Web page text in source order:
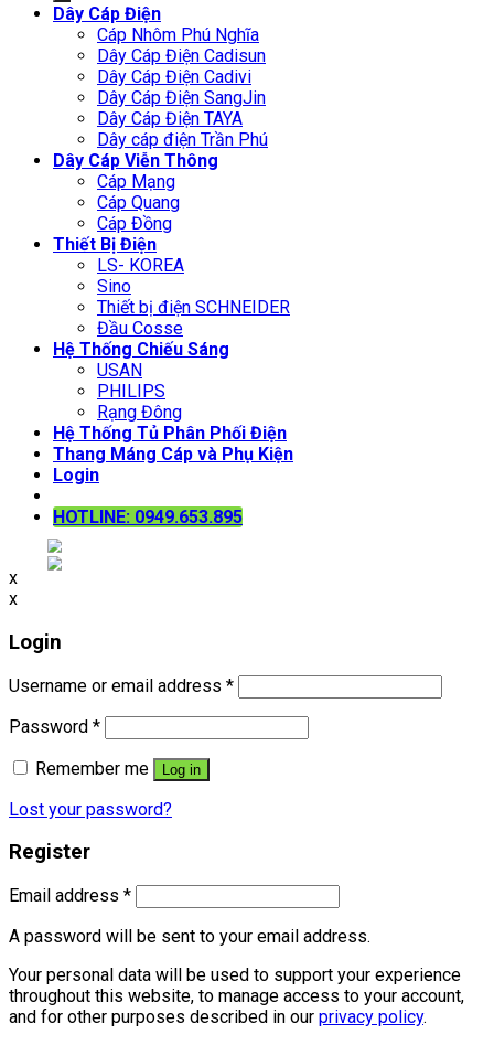
Dây Cáp Điện
Cáp Nhôm Phú Nghĩa
Dây Cáp Điện Cadisun
Dây Cáp Điện Cadivi
Dây Cáp Điện SangJin
Dây Cáp Điện TAYA
Dây cáp điện Trần Phú
Dây Cáp Viễn Thông
Cáp Mạng
Cáp Quang
Cáp Đồng
Thiết Bị Điện
LS- KOREA
Sino
Thiết bị điện SCHNEIDER
Đầu Cosse
Hệ Thống Chiếu Sáng
USAN
PHILIPS
Rạng Đông
Hệ Thống Tủ Phân Phối Điện
Thang Máng Cáp và Phụ Kiện
Login
HOTLINE: 0949.653.895
x
x
Login
Username or email address *
Password *
Remember me
Log in
Lost your password?
Register
Email address *
A password will be sent to your email address.
Your personal data will be used to support your experience
throughout this website, to manage access to your account,
and for other purposes described in our privacy policy.